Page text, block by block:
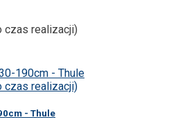
czas realizacji)
czas realizacji)
- Thule